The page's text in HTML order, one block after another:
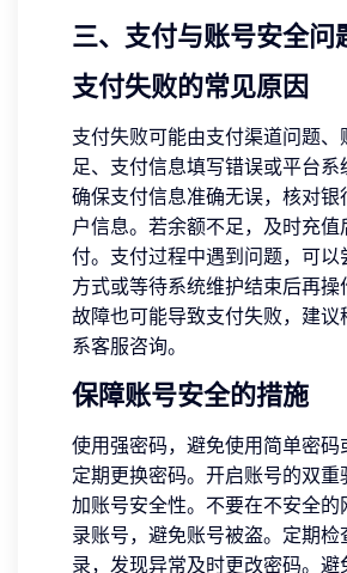
三、支付与账号安全问
支付失败的常见原因
支付失败可能由支付渠道问题、
足、支付信息填写错误或平台系
确保支付信息准确无误，核对银
户信息。若余额不足，及时充值
付。支付过程中遇到问题，可以
方式或等待系统维护结束后再操
故障也可能导致支付失败，建议
系客服咨询。
保障账号安全的措施
使用强密码，避免使用简单密码
定期更换密码。开启账号的双重
加账号安全性。不要在不安全的
录账号，避免账号被盗。定期检
录，发现异常及时更改密码。避